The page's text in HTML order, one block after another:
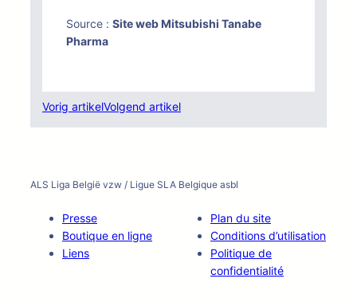
Source : Site web Mitsubishi Tanabe
Pharma
Vorig artikelVolgend artikel
ALS Liga België vzw / Ligue SLA Belgique asbl
Presse
Boutique en ligne
Liens
Plan du site
Conditions d’utilisation
Politique de
confidentialité